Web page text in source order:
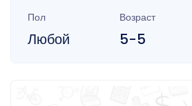
Пол
Любой
Возраст
5-5